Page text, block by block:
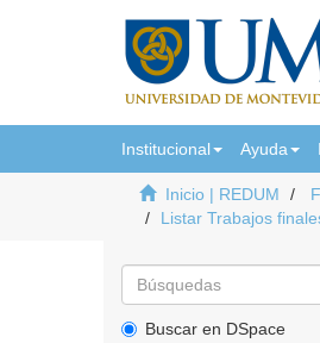
Institucional Ayuda
Inicio | REDUM
Listar Trabajos
Buscar en DSpace